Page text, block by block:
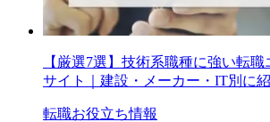
【厳選7選】技術系職種に強い転
サイト｜建設・メーカー・IT別に
転職お役立ち情報